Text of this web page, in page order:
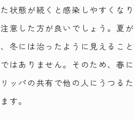
状態が続くと感染しやすくな
意した方が良いでしょう。夏
冬には治ったように見えるこ
はありません。そのため、春
ッパの共有で他の人にうつる
す。